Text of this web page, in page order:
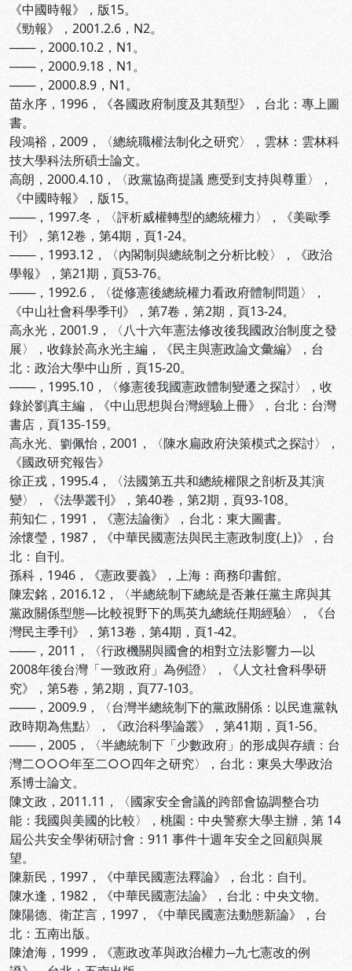
《中國時報》，版15。
《勁報》，2001.2.6，N2。
───，2000.10.2，N1。
───，2000.9.18，N1。
───，2000.8.9，N1。
苗永序，1996，《各國政府制度及其類型》，台北：專上圖
書。
段鴻裕，2009，〈總統職權法制化之研究〉，雲林：雲林科
技大學科法所碩士論文。
高朗，2000.4.10，〈政黨協商提議 應受到支持與尊重〉，
《中國時報》，版15。
───，1997.冬，〈評析威權轉型的總統權力〉，《美歐季
刊》，第12卷，第4期，頁1-24。
───，1993.12，〈內閣制與總統制之分析比較〉，《政治
學報》，第21期，頁53-76。
───，1992.6，〈從修憲後總統權力看政府體制問題〉，
《中山社會科學季刊》，第7卷，第2期，頁13-24。
高永光，2001.9，〈八十六年憲法修改後我國政治制度之發
展〉，收錄於高永光主編，《民主與憲政論文彙編》，台
北：政治大學中山所，頁15-20。
───，1995.10，〈修憲後我國憲政體制變遷之探討〉，收
錄於劉真主編，《中山思想與台灣經驗上冊》，台北：台灣
書店，頁135-159。
高永光、劉佩怡，2001，〈陳水扁政府決策模式之探討〉，
《國政研究報告》
徐正戎，1995.4，〈法國第五共和總統權限之剖析及其演
變〉，《法學叢刊》，第40卷，第2期，頁93-108。
荊知仁，1991，《憲法論衡》，台北：東大圖書。
涂懷瑩，1987，《中華民國憲法與民主憲政制度(上)》，台
北：自刊。
孫科，1946，《憲政要義》，上海：商務印書館。
陳宏銘，2016.12，〈半總統制下總統是否兼任黨主席與其
黨政關係型態—比較視野下的馬英九總統任期經驗〉，《台
灣民主季刊》，第13卷，第4期，頁1-42。
───，2011，〈行政機關與國會的相對立法影響力—以
2008年後台灣「一致政府」為例證〉，《人文社會科學研
究》，第5卷，第2期，頁77-103。
───，2009.9，〈台灣半總統制下的黨政關係：以民進黨執
政時期為焦點〉，《政治科學論叢》，第41期，頁1-56。
───，2005，〈半總統制下「少數政府」的形成與存續：台
灣二○○○年至二○○四年之研究〉，台北：東吳大學政治
系博士論文。
陳文政，2011.11，〈國家安全會議的跨部會協調整合功
能：我國與美國的比較〉，桃園：中央警察大學主辦，第 14
屆公共安全學術研討會：911 事件十週年安全之回顧與展
望。
陳新民，1997，《中華民國憲法釋論》，台北：自刊。
陳水逢，1982，《中華民國憲法論》，台北：中央文物。
陳陽德、衛芷言，1997，《中華民國憲法動態新論》，台
北：五南出版。
陳滄海，1999，《憲政改革與政治權力─九七憲改的例